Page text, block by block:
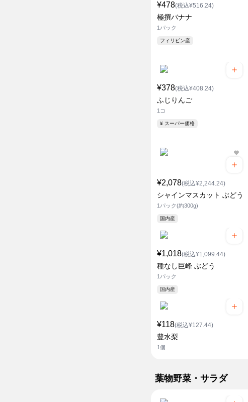
¥478(税込¥516.24)
極撰バナナ
1パック
フィリピン産
¥378(税込¥408.24)
ふじりんご
1コ
¥ スーパー価格
¥2,078(税込¥2,244.24)
シャインマスカット ぶどう
1パック(約300g)
国内産
¥1,018(税込¥1,099.44)
種なし巨峰 ぶどう
1パック
国内産
¥118(税込¥127.44)
豊水梨
1個
葉物野菜・サラダ